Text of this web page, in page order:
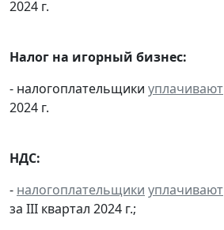
2024 г.
Налог на игорный бизнес:
- налогоплательщики уплачивают
2024 г.
НДС:
- налогоплательщики уплачивают
за III квартал 2024 г.;